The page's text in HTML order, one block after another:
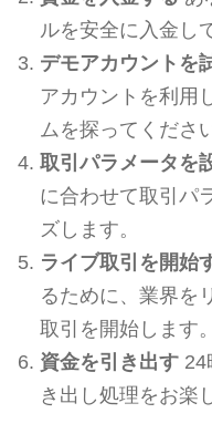
ルを安全に入金し
デモアカウントを
アカウントを利用
ムを探ってくださ
取引パラメータを
に合わせて取引パ
ズします。
ライブ取引を開始
るために、業界を
取引を開始します。
資金を引き出す24
き出し処理をお楽